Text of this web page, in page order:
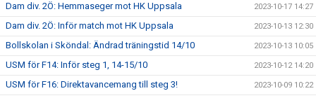
Dam div. 2Ö: Hemmaseger mot HK Uppsala 2023-10-17 14:27
Dam div. 2Ö: Inför match mot HK Uppsala 2023-10-13 12:30
Bollskolan i Sköndal: Ändrad träningstid 14/10 2023-10-13 10:05
USM för F14: Inför steg 1, 14-15/10 2023-10-12 14:20
USM för F16: Direktavancemang till steg 3! 2023-10-09 10:22